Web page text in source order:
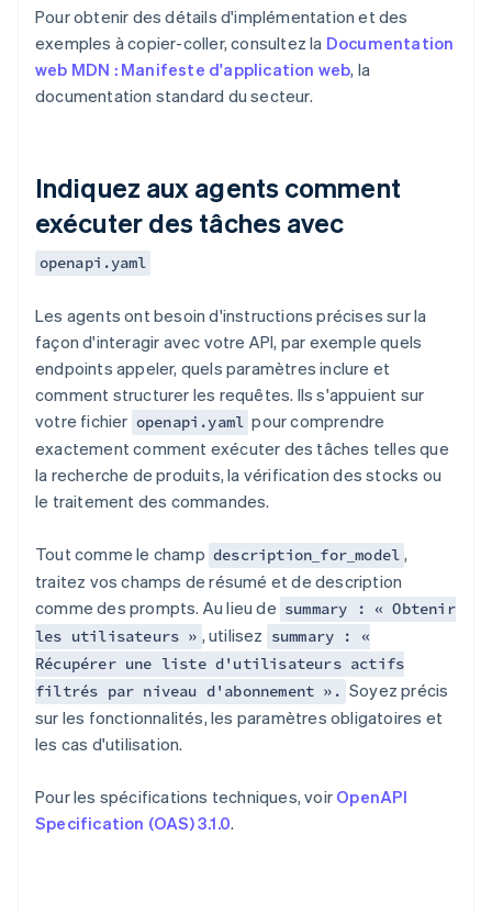
Pour obtenir des détails d'implémentation et des
exemples à copier-coller, consultez la Documentation
web MDN : Manifeste d'application web, la
documentation standard du secteur.
Indiquez aux agents comment
exécuter des tâches avec
openapi.yaml
Les agents ont besoin d'instructions précises sur la
façon d'interagir avec votre API, par exemple quels
endpoints appeler, quels paramètres inclure et
comment structurer les requêtes. Ils s'appuient sur
votre fichier openapi.yaml pour comprendre
exactement comment exécuter des tâches telles que
la recherche de produits, la vérification des stocks ou
le traitement des commandes.
Tout comme le champ description_for_model ,
traitez vos champs de résumé et de description
comme des prompts. Au lieu de summary : « Obtenir
les utilisateurs » , utilisez summary : «
Récupérer une liste d'utilisateurs actifs
filtrés par niveau d'abonnement ». Soyez précis
sur les fonctionnalités, les paramètres obligatoires et
les cas d'utilisation.
Pour les spécifications techniques, voir OpenAPI
Specification (OAS) 3.1.0.